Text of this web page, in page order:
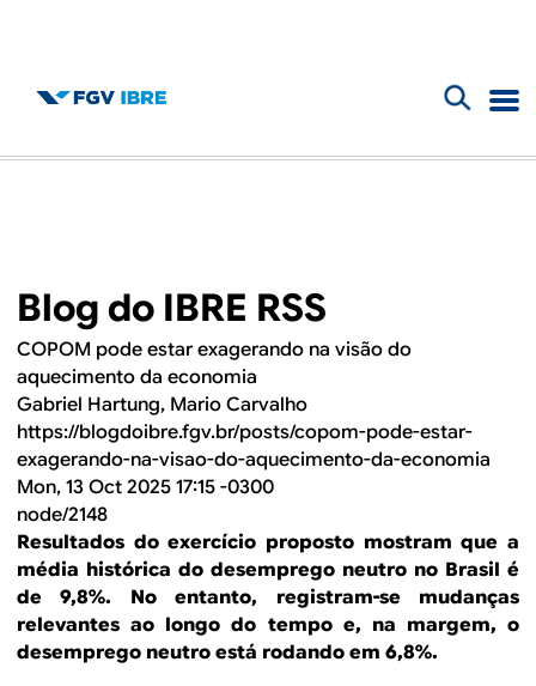
B
g
d
o
I
B
R
E
o
u
l
á
r
i
o
d
e
b
u
Blog do IBRE RSS
COPOM pode estar exagerando na visão do
aquecimento da economia
Gabriel Hartung, Mario Carvalho
https://blogdoibre.fgv.br/posts/copom-pode-estar-
exagerando-na-visao-do-aquecimento-da-economia
Mon, 13 Oct 2025 17:15 -0300
node/2148
Resultados do exercício proposto mostram que a
média histórica do desemprego neutro no Brasil é
de 9,8%. No entanto, registram-se mudanças
relevantes ao longo do tempo e, na margem, o
desemprego neutro está rodando em 6,8%.